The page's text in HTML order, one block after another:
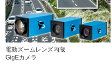
電動ズームレンズ内蔵
GigEカメラ